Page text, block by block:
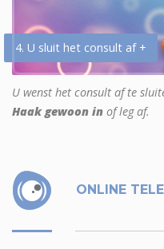
4. U sluit het consult af +
U wenst het consult af te
Haak gewoon in of leg af.
ONLINE